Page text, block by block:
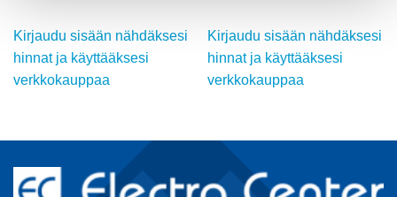
Kirjaudu sisään nähdäksesi
hinnat ja käyttääksesi
verkkokauppaa
Kirjaudu sisään nähdäksesi
hinnat ja käyttääksesi
verkkokauppaa